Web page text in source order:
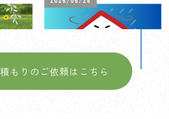
ついて
台風シーズン到来！住まいの
もりのご依頼はこちら